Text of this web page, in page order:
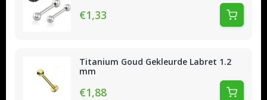
€1,33
Titanium Goud Gekleurde Labret 1.2
mm
€1,88